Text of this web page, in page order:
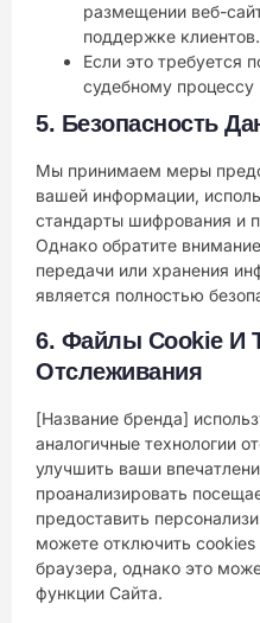
размещении веб-
поддержке клиентов.
Если это требуется
судебному процессу
5. Безопасность
Мы принимаем меры
вашей информации,
стандарты шифрования и
Однако обратите
передачи или хранения
является полностью
6. Файлы Cookie И
Отслеживания
[Название бренда]
аналогичные технологии
улучшить ваши
проанализировать
предоставить
можете отключить
браузера, однако это
функции Сайта.